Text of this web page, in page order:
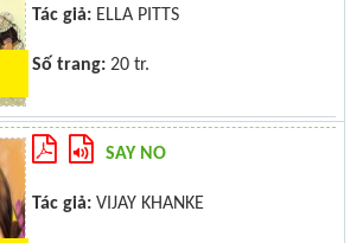
Tác giả: ELLA PITTS
Số trang: 20 tr.
SAY NO
Tác giả: VIJAY KHANKE